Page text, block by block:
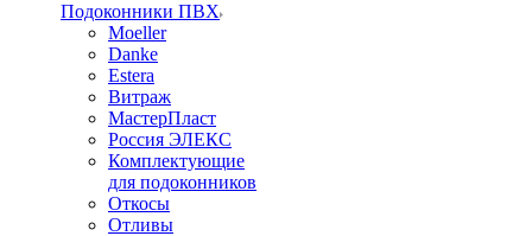
Подоконники ПВХ
Moeller
Danke
Estera
Витраж
МастерПласт
Россия ЭЛЕКС
Комплектующие
для подоконников
Откосы
Отливы